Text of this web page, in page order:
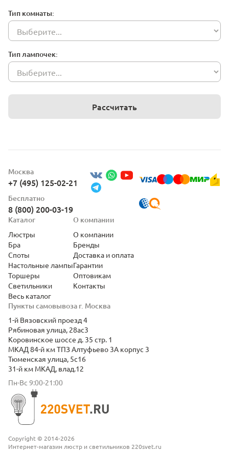
Тип комнаты:
Тип лампочек:
Рассчитать
Copyright © 2014-2026
Интернет-магазин люстр и светильников 220svet.ru
Москва
+7 (495) 125-02-21
Бесплатно
8 (800) 200-03-19
Пункты самовывоза г. Москва
1-й Вязовский проезд 4
Рябиновая улица, 28ас3
Коровинское шоссе д. 35 стр. 1
МКАД 84-й км ТПЗ Алтуфьево 3А корпус 3
Тюменская улица, 5с16
31-й км МКАД, влад.12
Пн-Вс 9:00-21:00
Каталог
Люстры
Бра
Споты
Настольные лампы
Торшеры
Светильники
Весь каталог
О компании
О компании
Бренды
Доставка и оплата
Гарантии
Оптовикам
Контакты